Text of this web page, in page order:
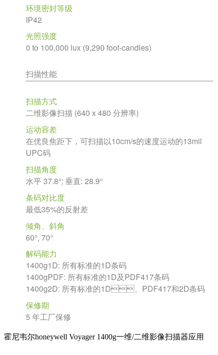
环境密封等级
IP42
光照强度
0 to 100,000 lux (9,290 foot-candles)
扫描性能
扫描方式
二维影像扫描 (640 x 480 分辨率)
运动容差
在优良焦距下，可扫描以10cm/s的速度运动的13mil
UPC码
扫描角度
水平 37.8°; 垂直: 28.9°
条码对比度
最低35%的反射差
倾角、斜角
60°, 70°
解码能力
1400g1D: 所有标准的1D条码
1400gPDF: 所有标准的1D及PDF417条码
1400g2D: 所有标准的1D、PDF417和2D条码
保修期
5 年工厂保修
霍尼韦尔honeywell Voyager 1400g一维/二维影像扫描器应用